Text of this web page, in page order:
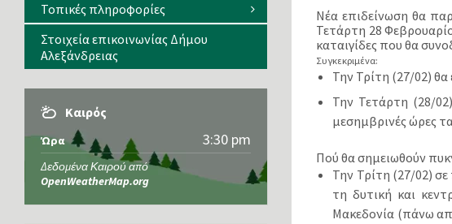
Νέα επιδείνωση θα
Τετάρτη 28
καταιγίδες που θα
Συγκεκριμένα:
Την Τρίτη (27/02) θα
Την Τετάρτη (28/
μεσημβρινές ώρες
Πού θα σημειωθούν
Την Τρίτη (27/02)
τη δυτική και
Μακεδονία (πάνω
Τοπικές πληροφορίες
Στοιχεία επικοινωνίας Δήμου
Αλεξάνδρειας
Καιρός
Ώρα 3:30 pm
Δεδομένα Καιρού από
OpenWeatherMap.org